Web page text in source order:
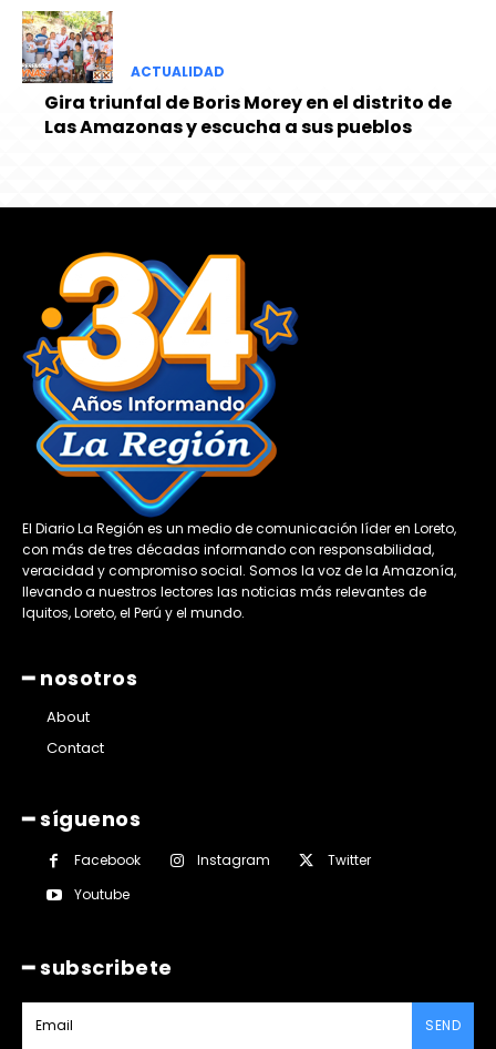
ACTUALIDAD
Gira triunfal de Boris Morey en el distrito de
Las Amazonas y escucha a sus pueblos
El Diario La Región es un medio de comunicación líder en Loreto,
con más de tres décadas informando con responsabilidad,
veracidad y compromiso social. Somos la voz de la Amazonía,
llevando a nuestros lectores las noticias más relevantes de
Iquitos, Loreto, el Perú y el mundo.
━ nosotros
About
Contact
━ síguenos
Facebook Instagram
Twitter
Youtube
━ subscribete
SEND